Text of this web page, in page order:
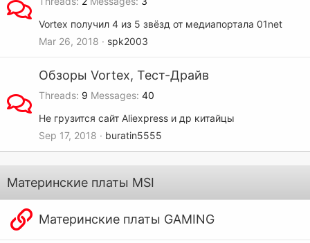
Vortex получил 4 из 5 звёзд от медиапортала 01net
Mar 26, 2018
spk2003
Обзоры Vortex, Тест-Драйв
Threads 9 Messages 40
Не грузится сайт Aliexpress и др китайцы
Sep 17, 2018
buratin5555
Материнские платы MSI
Материнские платы GAMING